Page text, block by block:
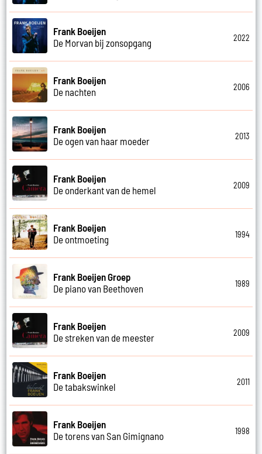
Frank Boeijen
De Morvan bij zonsopgang
2022
Frank Boeijen
De nachten
2006
Frank Boeijen
De ogen van haar moeder
2013
Frank Boeijen
De onderkant van de hemel
2009
Frank Boeijen
De ontmoeting
1994
Frank Boeijen Groep
De piano van Beethoven
1989
Frank Boeijen
De streken van de meester
2009
Frank Boeijen
De tabakswinkel
2011
Frank Boeijen
De torens van San Gimignano
1998